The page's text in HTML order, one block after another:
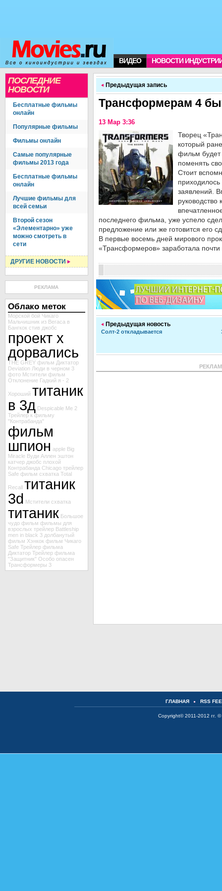
ВИДЕО НОВОСТИ
ПОСЛЕДНИЕ
НОВОСТИ
Бесплатные фильмы
онлайн
Популярные фильмы
Фильмы онлайн
Самые популярные
фильмы 2013 года
Бесплатные фильмы
онлайн
Лучшие фильмы для
всей семьи
Второй сезон
«Элементарно» уже
можно смотреть в
сети
ДРУГИЕ НОВОСТИ
РЕКЛАМА
Облако меток
Морской бой Чикаго
Мальчишник из Вегаса в
Бангкок стив джобс
проект х
дорвались
THE GREY фильм Диктатор
Deviation Люди в черном 3
фото Мстители фильм
Отклонение Гадкий я - 2
Хороший титаник
в 3д Despicable Me 2
Трейлер к фильму
"Контрабанда"
фильм
шпион apple Big
Miracle Вуди Аллен эштон
катчер джобс плохой
Контрабанда Chicago трейлер
Safe фильм схватка Total
Recall титаник
3d Мстители схватка
титаник Большое
чудо фильм фильмы для
взрослых трейлер Battleship
men in black 3 долбанутый
фильм Хэнкок фильм Чикаго
Safe Трейлер фильма
Диктатор Трейлер фильма
"Защитник" Особо опасен
Трансформеры 3
Предыдущая запись
Трансформерам 4
13 Мар 3:36
Творец
который
фильм будет
поменять
Стоит
приходилось
заявлений.
последнего фильма, уже успело
предложение или же готовится его
В первые восемь дней мирового
«Трансформеров» заработала
Предыдущая новость
Солт-2 откладывается
ГЛАВНАЯ RSS
Copyright© 2011-2012 гг. ©